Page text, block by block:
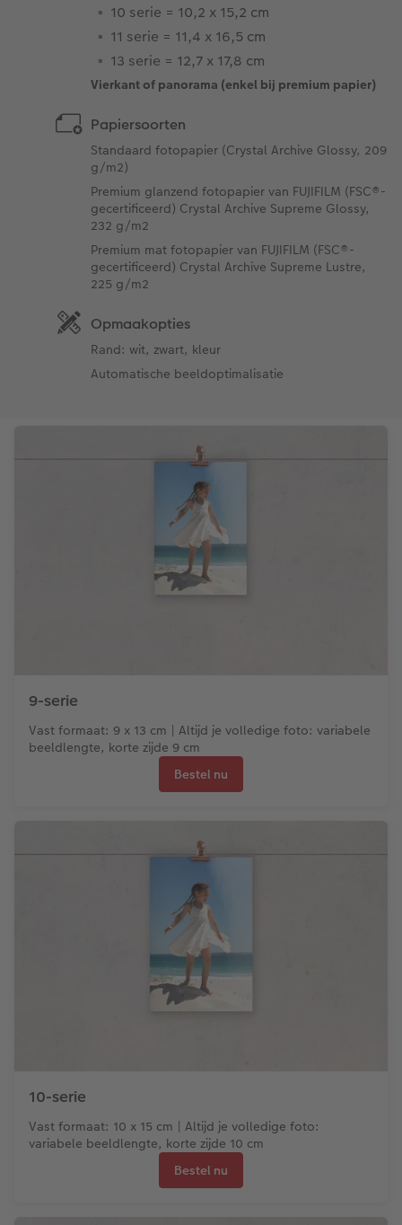
10 serie = 10,2 x 15,2 cm
11 serie = 11,4 x 16,5 cm
13 serie = 12,7 x 17,8 cm
Vierkant of panorama (enkel bij premium papier)
Papiersoorten
Standaard fotopapier (Crystal Archive Glossy, 209
g/m2)
Premium glanzend fotopapier van FUJIFILM (FSC®-
gecertificeerd) Crystal Archive Supreme Glossy,
232 g/m2
Premium mat fotopapier van FUJIFILM (FSC®-
gecertificeerd) Crystal Archive Supreme Lustre,
225 g/m2
Opmaakopties
Rand: wit, zwart, kleur
Automatische beeldoptimalisatie
9-serie
Vast formaat: 9 x 13 cm | Altijd je volledige foto: variabele
beeldlengte, korte zijde 9 cm
Bestel nu
10-serie
Vast formaat: 10 x 15 cm | Altijd je volledige foto:
variabele beeldlengte, korte zijde 10 cm
Bestel nu